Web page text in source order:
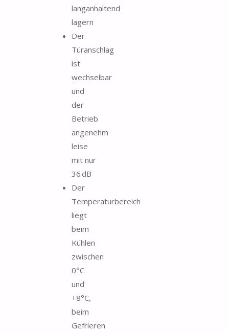
langanhaltend
lagern
Der
Türanschlag
ist
wechselbar
und
der
Betrieb
angenehm
leise
mit nur
36 dB
Der
Temperaturbereich
liegt
beim
Kühlen
zwischen
0°C
und
+8°C,
beim
Gefrieren